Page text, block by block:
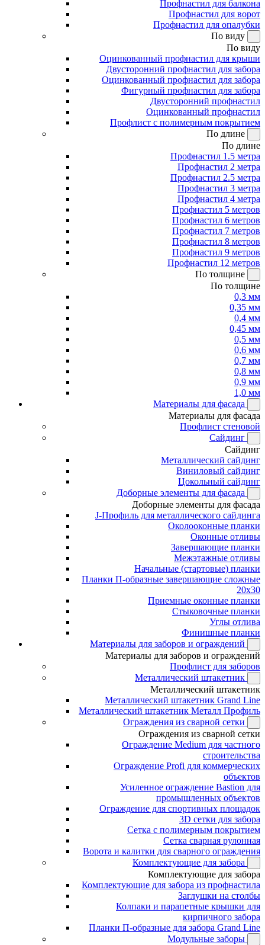
Профнастил для балкона
Профнастил для ворот
Профнастил для опалубки
По виду
По виду
Оцинкованный профнастил для крыши
Двусторонний профнастил для забора
Оцинкованный профнастил для забора
Фигурный профнастил для забора
Двусторонний профнастил
Оцинкованный профнастил
Профлист с полимерным покрытием
По длине
По длине
Профнастил 1.5 метра
Профнастил 2 метра
Профнастил 2.5 метра
Профнастил 3 метра
Профнастил 4 метра
Профнастил 5 метров
Профнастил 6 метров
Профнастил 7 метров
Профнастил 8 метров
Профнастил 9 метров
Профнастил 12 метров
По толщине
По толщине
0,3 мм
0,35 мм
0,4 мм
0,45 мм
0,5 мм
0,6 мм
0,7 мм
0,8 мм
0,9 мм
1,0 мм
Материалы для фасада
Материалы для фасада
Профлист стеновой
Сайдинг
Сайдинг
Металлический сайдинг
Виниловый сайдинг
Цокольный сайдинг
Доборные элементы для фасада
Доборные элементы для фасада
J-Профиль для металлического сайдинга
Околооконные планки
Оконные отливы
Завершающие планки
Межэтажные отливы
Начальные (стартовые) планки
Планки П-образные завершающие сложные
20x30
Приемные оконные планки
Стыковочные планки
Углы отлива
Финишные планки
Материалы для заборов и ограждений
Материалы для заборов и ограждений
Профлист для заборов
Металлический штакетник
Металлический штакетник
Металлический штакетник Grand Line
Металлический штакетник Металл Профиль
Ограждения из сварной сетки
Ограждения из сварной сетки
Ограждение Medium для частного
строительства
Ограждение Profi для коммерческих
объектов
Усиленное ограждение Bastion для
промышленных объектов
Ограждение для спортивных площадок
3D сетки для забора
Сетка с полимерным покрытием
Сетка сварная рулонная
Ворота и калитки для сварного ограждения
Комплектующие для забора
Комплектующие для забора
Комплектующие для забора из профнастила
Заглушки на столбы
Колпаки и парапетные крышки для
кирпичного забора
Планки П-образные для забора Grand Line
Модульные заборы